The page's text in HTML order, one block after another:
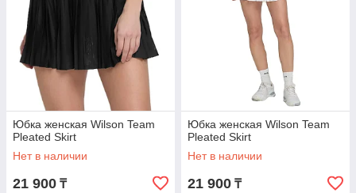
Юбка женская Wilson Team
Pleated Skirt
Нет в наличии
21 900 ₸
Юбка женская Wilson Team
Pleated Skirt
Нет в наличии
21 900 ₸